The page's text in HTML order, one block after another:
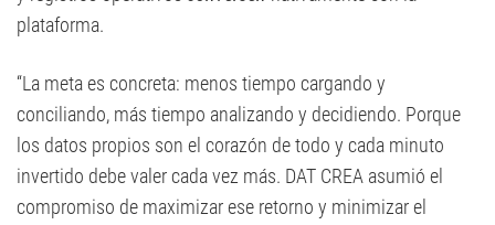
plataforma.
“La meta es concreta: menos tiempo cargando y
conciliando, más tiempo analizando y decidiendo. Porque
los datos propios son el corazón de todo y cada minuto
invertido debe valer cada vez más. DAT CREA asumió el
compromiso de maximizar ese retorno y minimizar el